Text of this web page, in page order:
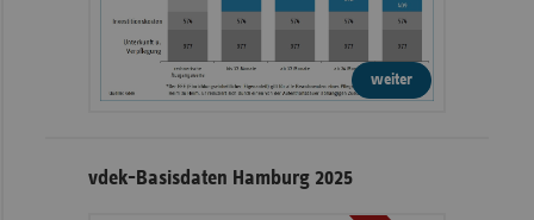
weiter
vdek-Basisdaten Hamburg 2025